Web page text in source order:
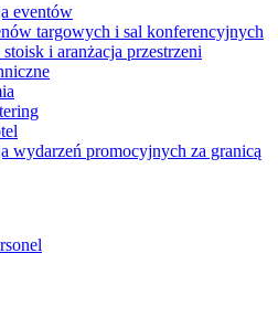
eventów
targowych i sal konferencyjnych
i aranżacja przestrzeni
wydarzeń promocyjnych za granicą